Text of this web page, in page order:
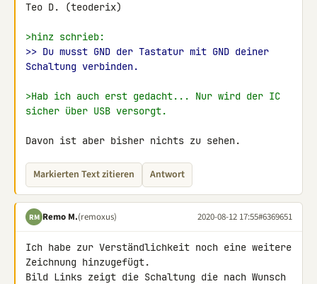
Teo D. (teoderix)
>hinz schrieb:
>> Du musst GND der Tastatur mit GND deiner
Schaltung verbinden.
>Hab ich auch erst gedacht... Nur wird der IC
sicher über USB versorgt.
Davon ist aber bisher nichts zu sehen.
Markierten Text zitieren Antwort
RM Remo M.(remoxus) 2020-08-12 17:55#6369651
Ich habe zur Verständlichkeit noch eine weitere
Zeichnung hinzugefügt.
Bild Links zeigt die Schaltung die nach Wunsch